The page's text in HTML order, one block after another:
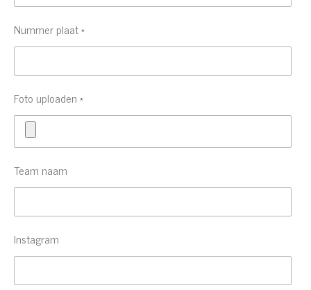
Nummer plaat *
Foto uploaden *
Team naam
Instagram